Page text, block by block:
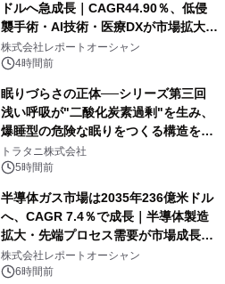
ドルへ急成長｜CAGR44.90％、低侵
襲手術・AI技術・医療DXが市場拡大を
牽引
株式会社レポートオーシャン
4時間前
眠りづらさの正体──シリーズ第三回
浅い呼吸が"二酸化炭素過剰"を生み、
爆睡型の危険な眠りをつくる構造を解
説
トラタニ株式会社
5時間前
半導体ガス市場は2035年236億米ドル
へ、CAGR 7.4％で成長｜半導体製造
拡大・先端プロセス需要が市場成長を
加速
株式会社レポートオーシャン
6時間前